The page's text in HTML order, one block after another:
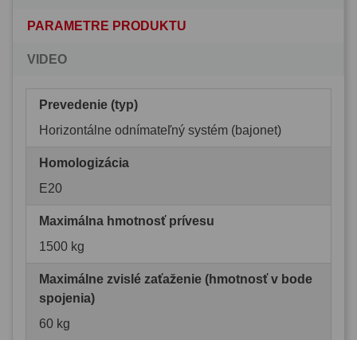
PARAMETRE PRODUKTU
VIDEO
Prevedenie (typ)
Horizontálne odnímateľný systém (bajonet)
Homologizácia
E20
Maximálna hmotnosť prívesu
1500 kg
Maximálne zvislé zaťaženie (hmotnosť v bode
spojenia)
60 kg